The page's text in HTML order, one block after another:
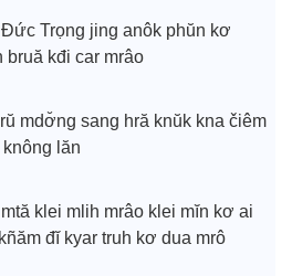
Trọng jing anôk phŭn kơ
bruă kđi car mrâo
mdơ̆ng sang hră knŭk kna čiêm
lăn
klei mlih mrâo klei mĭn kơ ai
đĭ kyar truh kơ dua mrô